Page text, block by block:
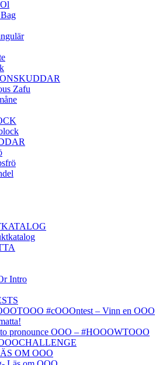
Zafu
Intro
#cOOOntest – Vinn en OOO
pronounce OOO – #HOOOWTOOO
OM OOO